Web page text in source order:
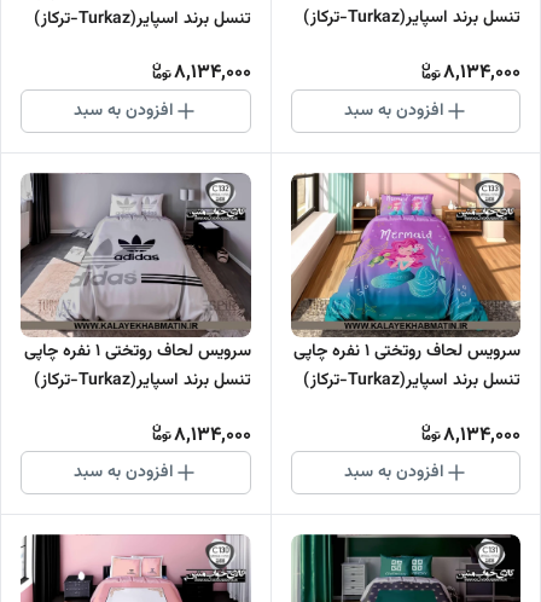
تنسل برند اسپایر(Turkaz-ترکاز)
8,134,000
افزودن به سبد
تنسل برند اسپایر(Turkaz-ترکاز)
8,134,000
افزودن به سبد
سرویس لحاف روتختی 1 نفره چاپی
تنسل برند اسپایر(Turkaz-ترکاز)
8,134,000
افزودن به سبد
سرویس لحاف روتختی 1 نفره چاپی
تنسل برند اسپایر(Turkaz-ترکاز)
8,134,000
افزودن به سبد